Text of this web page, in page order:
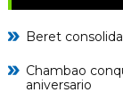
Beret
Chambao
aniversario